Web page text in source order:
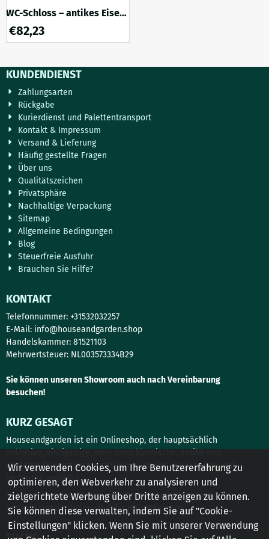
WC-Schloss – antikes Eisen
– mit Rosetten –
Türbeschläge
€82,23
KUNDENDIENST
Zahlungsarten
Rückgabe
Kurierdienst und Palettentransport
Kontakt & Impressum
Versand & Lieferung
Häufig gestellte Fragen
Über uns
Qualitätszeichen
Privatsphäre
Nachhaltige Verpackung
Sitemap
Allgemeine Bedingungen
Blog
Steuerfreie Ausfuhr
Brauchen Sie Hilfe?
KONTAKT
Telefonnummer: +31532032257
E-Mail: info@houseandgarden.shop
Handelskammer: 81521103
Mehrwertsteuer: NL003573334B29
Sie können unseren Showroom auch nach Vereinbarung
besuchen!
KURZ GESAGT
Houseandgarden ist ein Onlineshop, der hauptsächlich
moderne Dekoration für das Haus, um das Haus herum und
im Garten anbietet.
Gartendekoration, Innenarchitektur, Türbeschläge und
antike Baumaterialien sind die Hauptthemen!
Wir verwenden Cookies, um Ihre Benutzererfahrung zu
optimieren, den Webverkehr zu analysieren und
zielgerichtete Werbung über Dritte anzeigen zu können.
Sie können diese verwalten, indem Sie auf "Cookie-
Einstellungen" klicken. Wenn Sie mit unserer Verwendung